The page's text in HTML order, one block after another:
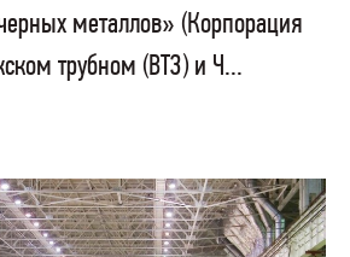
металлов» (Корпорация
трубном (ВТЗ) и Ч...